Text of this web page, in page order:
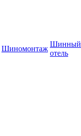
Шиномонтаж
Шинный
отель